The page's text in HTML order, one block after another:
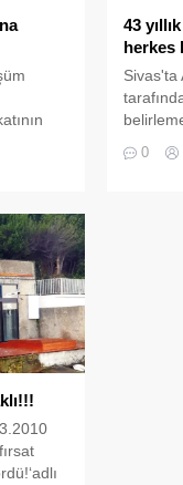
43
herkes
Sivas'ta
0